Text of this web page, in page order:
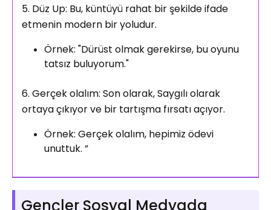
5. Düz Up: Bu, küntüyü rahat bir şekilde ifade
etmenin modern bir yoludur.
Örnek: "Dürüst olmak gerekirse, bu oyunu
tatsız buluyorum."
6. Gerçek olalım: Son olarak,Saygılı olarak
ortaya çıkıyor ve bir tartışma fırsatı açıyor.
Örnek: Gerçek olalım, hepimiz ödevi
unuttuk. ”
Gençler Sosyal Medyada